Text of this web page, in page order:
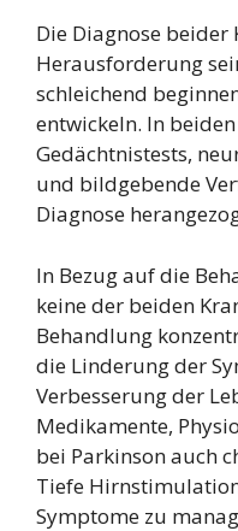
Die Diagnose beider
Herausforderung
schleichend
entwickeln. In
Gedächtnistests,
und bildgebende
Diagnose
In Bezug auf die
keine der beiden
Behandlung
die Linderung der
Verbesserung der
Medikamente,
bei Parkinson auch
Tiefe
Symptome zu